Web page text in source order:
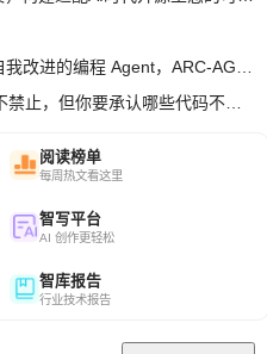
阅读榜单
每周热文看这里
智写平台
AI 创作更轻松
智库报告
行业技术报告